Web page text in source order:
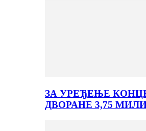
ЗА УРЕЂЕЊЕ
ДВОРАНЕ 3,75